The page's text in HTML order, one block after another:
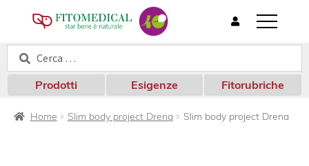
T
o
g
l
e
n
a
Cerca:
Cerca
Prodotti Esigenze Fitorubriche
Home Slim body project Drena Slim body project Drena